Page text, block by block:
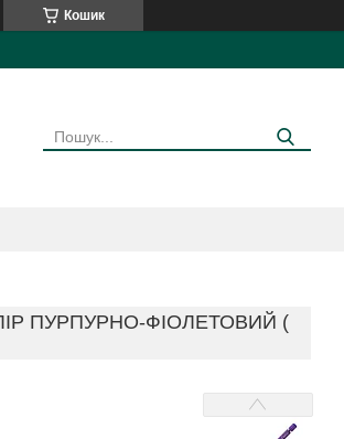
Кошик
ПУРПУРНО-ФІОЛЕТОВИЙ (